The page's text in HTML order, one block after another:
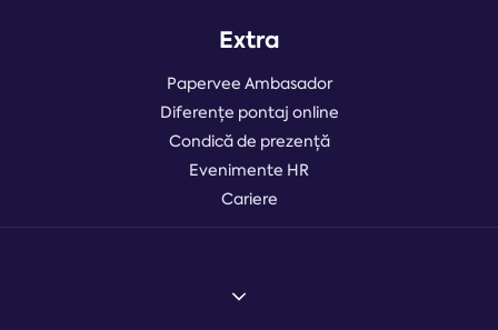
Extra
Papervee Ambasador
Diferențe pontaj online
Condică de prezență
Evenimente HR
Cariere